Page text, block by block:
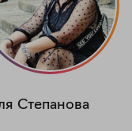
Степанова